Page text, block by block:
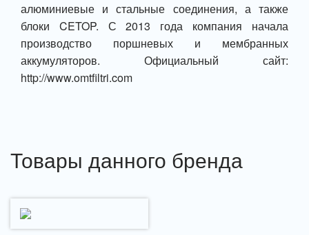
алюминиевые и стальные соединения, а также
блоки CETOP. С 2013 года компания начала
производство поршневых и мембранных
аккумуляторов. Официальный сайт:
http://www.omtfiltri.com
Товары данного бренда